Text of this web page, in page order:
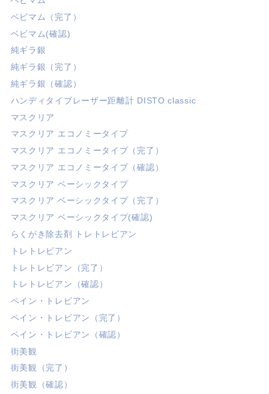
ベビマム（完了）
ベビマム(確認)
純ギラ銀
純ギラ銀（完了）
純ギラ銀（確認）
ハンディタイブレーザー距離計 DISTO classic
マスクリア
マスクリア エコノミータイプ
マスクリア エコノミータイプ（完了）
マスクリア エコノミータイプ（確認）
マスクリア ベーシックタイプ
マスクリア ベーシックタイプ（完了）
マスクリア ベーシックタイプ(確認)
らくがき除去剤 トレトレビアン
トレトレビアン
トレトレビアン（完了）
トレトレビアン（確認）
ペイン・トレビアン
ペイン・トレビアン（完了）
ペイン・トレビアン（確認）
街美観
街美観（完了）
街美観（確認）